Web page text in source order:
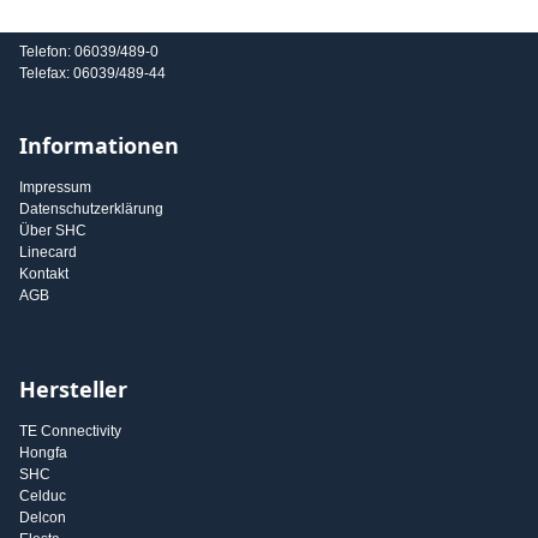
Telefon: 06039/489-0
Telefax: 06039/489-44
Informationen
Impressum
Datenschutzerklärung
Über SHC
Linecard
Kontakt
AGB
Hersteller
TE Connectivity
Hongfa
SHC
Celduc
Delcon